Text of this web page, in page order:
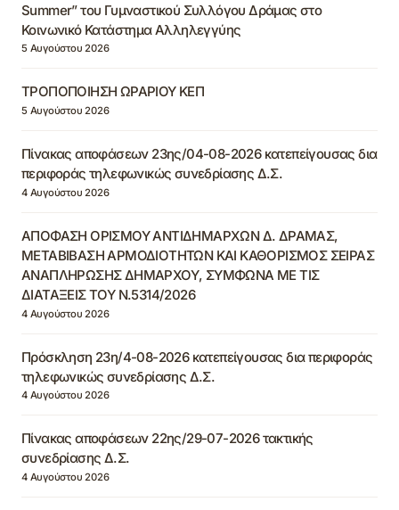
Summer” του Γυμναστικού Συλλόγου Δράμας στο
Κοινωνικό Κατάστημα Αλληλεγγύης
5 Αυγούστου 2026
ΤΡΟΠΟΠΟΙΗΣΗ ΩΡΑΡΙΟΥ ΚΕΠ
5 Αυγούστου 2026
Πίνακας αποφάσεων 23ης/04-08-2026 κατεπείγουσας δια
περιφοράς τηλεφωνικώς συνεδρίασης Δ.Σ.
4 Αυγούστου 2026
ΑΠΟΦΑΣΗ ΟΡΙΣΜΟΥ ΑΝΤΙΔΗΜΑΡΧΩΝ Δ. ΔΡΑΜΑΣ,
ΜΕΤΑΒΙΒΑΣΗ ΑΡΜΟΔΙΟΤΗΤΩΝ ΚΑΙ ΚΑΘΟΡΙΣΜΟΣ ΣΕΙΡΑΣ
ΑΝΑΠΛΗΡΩΣΗΣ ΔΗΜΑΡΧΟΥ, ΣΥΜΦΩΝΑ ΜΕ ΤΙΣ
ΔΙΑΤΑΞΕΙΣ ΤΟΥ Ν.5314/2026
4 Αυγούστου 2026
Πρόσκληση 23η/4-08-2026 κατεπείγουσας δια περιφοράς
τηλεφωνικώς συνεδρίασης Δ.Σ.
4 Αυγούστου 2026
Πίνακας αποφάσεων 22ης/29-07-2026 τακτικής
συνεδρίασης Δ.Σ.
4 Αυγούστου 2026